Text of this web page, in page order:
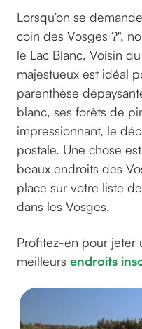
Lorsqu’on se
coin des Vosges ?",
le Lac Blanc. Voisin
majestueux est idéal
parenthèse
blanc, ses forêts de
impressionnant, le
postale. Une chose
beaux endroits des
place sur votre liste
dans les Vosges.
Profitez-en pour jeter
meilleurs endroits